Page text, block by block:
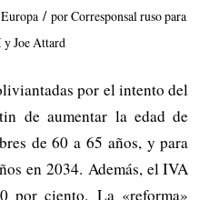
Europa / porCorresponsal ruso para
Joe Attard
por el intento del
de aumentar la edad de
de 60 a 65 años, y para
en 2034. Además, el IVA
por ciento. La «reforma»